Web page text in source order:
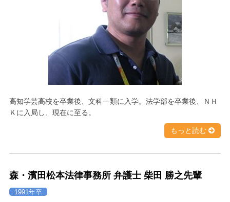
高知学芸高校を卒業後、文科一類に入学。法学部を卒業後、ＮＨ
Ｋに入局し、現在に至る。
もっと読む
森・濱田松本法律事務所 弁護士 柴田 勝之先輩
1991年卒